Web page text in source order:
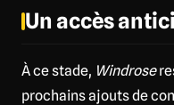
Un accès
À ce stade, Windrose
prochains ajouts de